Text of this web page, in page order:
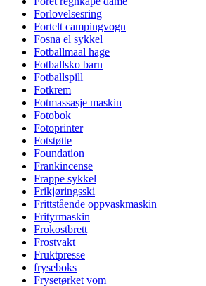
Forlovelsesring
Fortelt campingvogn
Fosna el sykkel
Fotballmaal hage
Fotballsko barn
Fotballspill
Fotkrem
Fotmassasje maskin
Fotobok
Fotoprinter
Fotstøtte
Foundation
Frankincense
Frappe sykkel
Frikjøringsski
Frittstående oppvaskmaskin
Frityrmaskin
Frokostbrett
Frostvakt
Fruktpresse
fryseboks
Frysetørket vom